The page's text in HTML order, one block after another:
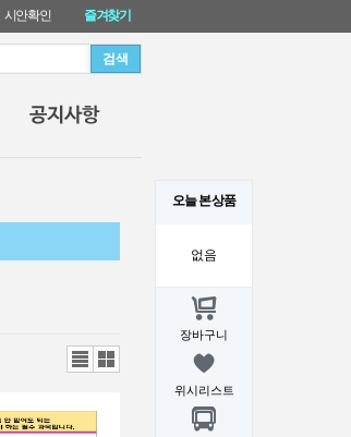
시안확인 즐겨찾기
오늘 본 상품
없음
장바구니
위시리스트
리스
트뷰
갤러
리뷰